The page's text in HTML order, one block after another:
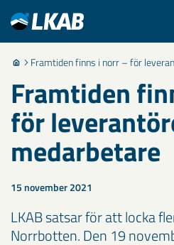
Framtiden finns i norr – för
Framtiden
för
medarbetare
15 november 2021
LKAB satsar för att locka
Norrbotten. Den 19